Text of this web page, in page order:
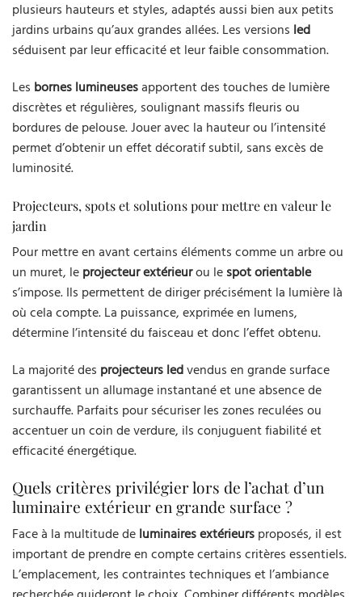
plusieurs hauteurs et styles, adaptés aussi bien aux petits
jardins urbains qu’aux grandes allées. Les versions led
séduisent par leur efficacité et leur faible consommation.
Les bornes lumineusesapportent des touches de lumière
discrètes et régulières, soulignant massifs fleuris ou
bordures de pelouse. Jouer avec la hauteur ou l’intensité
permet d’obtenir un effet décoratif subtil, sans excès de
luminosité.
Projecteurs, spots et solutions pour mettre en valeur le
jardin
Pour mettre en avant certains éléments comme un arbre ou
un muret, le projecteur extérieurou le spot orientable
s’impose. Ils permettent de diriger précisément la lumière là
où cela compte. La puissance, exprimée en lumens,
détermine l’intensité du faisceau et donc l’effet obtenu.
La majorité des projecteurs ledvendus en grande surface
garantissent un allumage instantané et une absence de
surchauffe. Parfaits pour sécuriser les zones reculées ou
accentuer un coin de verdure, ils conjuguent fiabilité et
efficacité énergétique.
Quels critères privilégier lors de l’achat d’un
luminaire extérieur en grande surface ?
Face à la multitude de luminaires extérieurs proposés, il est
important de prendre en compte certains critères essentiels.
L’emplacement, les contraintes techniques et l’ambiance